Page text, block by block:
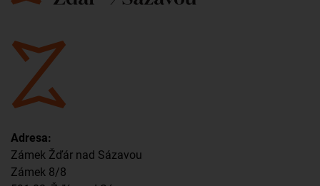
Adresa:
Zámek Žďár nad Sázavou
Zámek 8/8